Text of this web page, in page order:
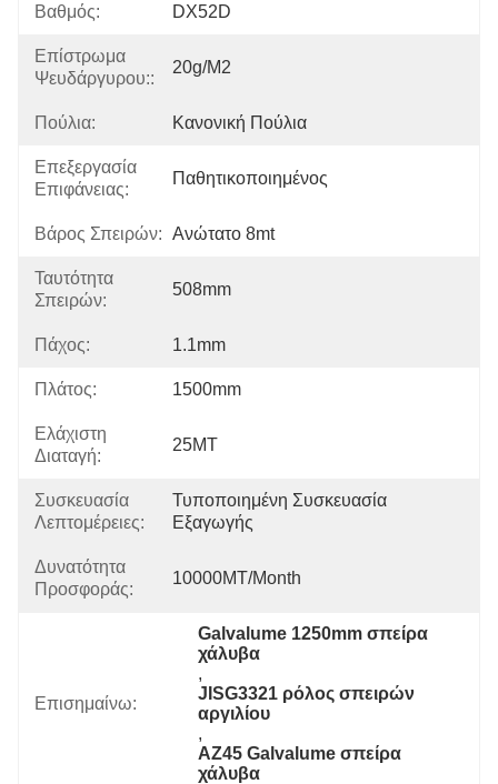
Βαθμός: DX52D
Επίστρωμα
Ψευδάργυρου::
20g/m2
Πούλια: Κανονική Πούλια
Επεξεργασία
Επιφάνειας:
Παθητικοποιημένος
Βάρος Σπειρών: Ανώτατο 8mt
Ταυτότητα
Σπειρών:
508mm
Πάχος: 1.1mm
Πλάτος: 1500mm
Ελάχιστη
Διαταγή:
25MT
Συσκευασία
Λεπτομέρειες:
Τυποποιημένη Συσκευασία
Εξαγωγής
Δυνατότητα
Προσφοράς:
10000MT/month
Επισημαίνω:
Galvalume 1250mm σπείρα
χάλυβα
,
JISG3321 ρόλος σπειρών
αργιλίου
,
AZ45 Galvalume σπείρα
χάλυβα